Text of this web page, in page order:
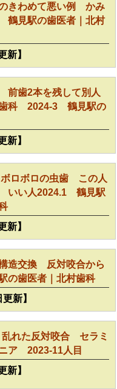
きわめて悪い例 かみ
鶴見駅の歯医者｜北村
新】
前歯2本を残して別人
科 2024-3 鶴見駅の
新】
ロボロの虫歯 この人
いい人2024.1 鶴見駅
新】
造交換 反対咬合から
の歯医者｜北村歯科
新】
れた反対咬合 セラミ
ア 2023-11人目
新】